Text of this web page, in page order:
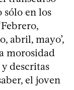
en los
abril, mayo’,
morosidad
descritas
el joven